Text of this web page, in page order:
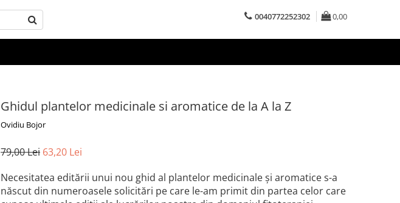
0040772252302 0,00
Ghidul plantelor medicinale si aromatice de la A la Z
Ovidiu Bojor
79,00 Lei 63,20 Lei
Necesitatea editării unui nou ghid al plantelor medicinale şi aromatice s-a
născut din numeroasele solicitări pe care le-am primit din partea celor care